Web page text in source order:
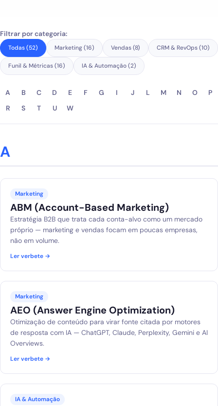
Solicitar diagnóstico gratuito
Filtrar por categoria:
Todas (52) Marketing (16) Vendas (8) CRM & RevOps (10)
Funil & Métricas (16) IA & Automação (2)
A B C D E F G I J L M N O
P
R
S T U W
A
Marketing
ABM (Account-Based Marketing)
Estratégia B2B que trata cada conta-alvo como um mercado
próprio — marketing e vendas focam em poucas empresas,
não em volume.
Ler verbete →
Marketing
AEO (Answer Engine Optimization)
Otimização de conteúdo para virar fonte citada por motores
de resposta com IA — ChatGPT, Claude, Perplexity, Gemini e AI
Overviews.
Ler verbete →
IA & Automação